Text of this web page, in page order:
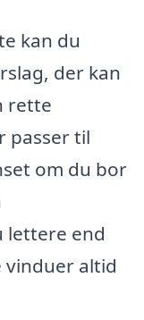
kan du
der kan
rette
passer til
om du bor
lettere end
vinduer altid